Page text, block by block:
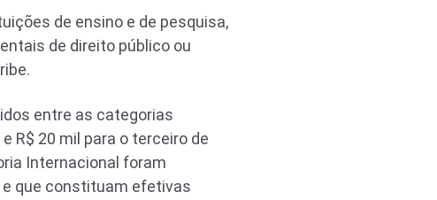
de ensino e de pesquisa,
de direito público ou
entre as categorias
R$ 20 mil para o terceiro de
Internacional foram
que constituam efetivas